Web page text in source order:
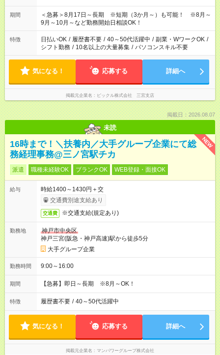
期間
＜急募＞8月17日～長期 ※短期（3か月～）も可能！ ※8月～
9月～10月～など勤務開始日相談OK！
特徴 日払いOK / 履歴書不要 / 40～50代活躍中 / 副業・WワークOK /
シフト勤務 / 10名以上の大量募集 / パソコンスキル不要
気になる！ 応募する 詳細へ
掲載元企業名 ピックル株式会社 三宮支店
掲載日：2026.08.07
未読
NEW
16時まで！＼扶養内／大手グループ企業にて総
務経理事務@三ノ宮駅チカ
派遣 職種未経験OK ブランクOK WEB登録・面接OK
給与
時給1400～1430円＋交
交通費別途支給あり
交通費 ※交通支給(規定あり)
勤務地
神戸市中央区
神戸三宮(阪急・神戸高速)駅から徒歩5分
大手グループ企業
勤務時間 9:00～16:00
期間 【急募】即日～長期 ※8月～OK！
特徴 履歴書不要 / 40～50代活躍中
気になる！ 応募する 詳細へ
掲載元企業名 マンパワーグループ株式会社